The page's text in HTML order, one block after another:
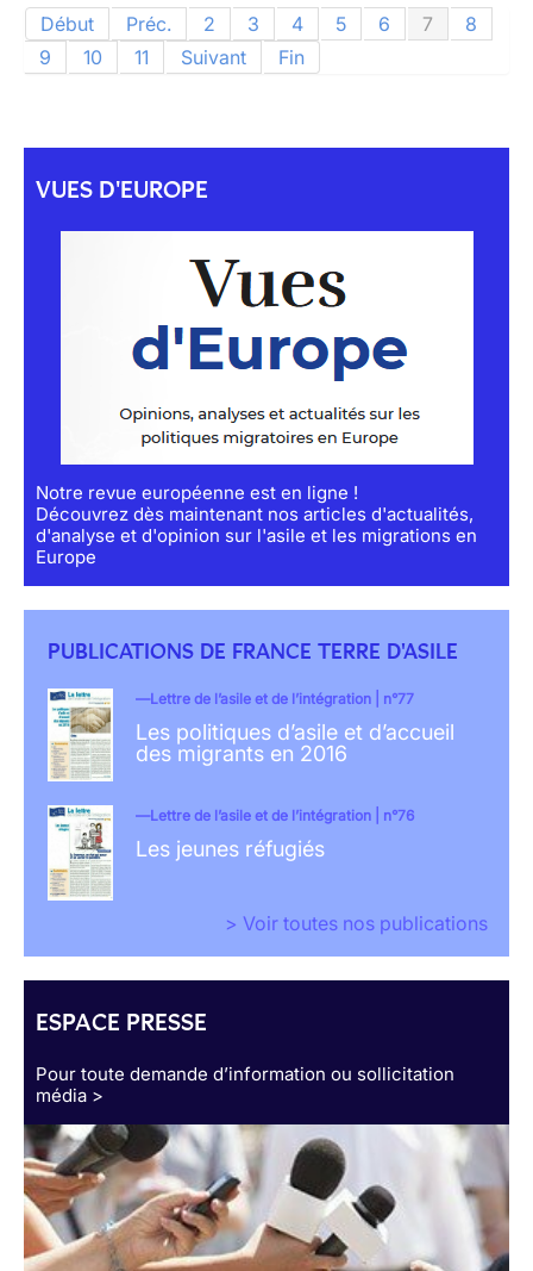
Début Préc. 2 3 4 5 6 7
8
9
10 11 Suivant Fin
VUES D'EUROPE
Notre revue européenne est en ligne !
Découvrez dès maintenant nos articles d'actualités,
d'analyse et d'opinion sur l'asile et les migrations en
Europe
PUBLICATIONS DE FRANCE TERRE D'ASILE
Lettre de l’asile et de l’intégration | n°77
Les politiques d’asile et d’accueil
des migrants en 2016
Lettre de l’asile et de l’intégration | n°76
Les jeunes réfugiés
> Voir toutes nos publications
ESPACE PRESSE
Pour toute demande d’information ou sollicitation
média >